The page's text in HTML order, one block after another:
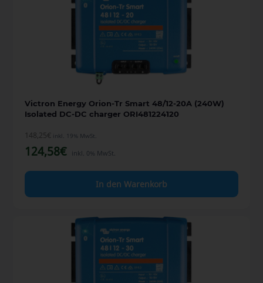
Victron Energy Orion-Tr Smart 48/12-20A (240W)
Isolated DC-DC charger ORI481224120
148,25€ inkl. 19% MwSt.
124,58€ inkl. 0% MwSt.
In den Warenkorb